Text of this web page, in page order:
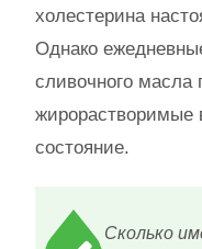
холестерина
Однако
сливочного масла
состояние.
Сколько